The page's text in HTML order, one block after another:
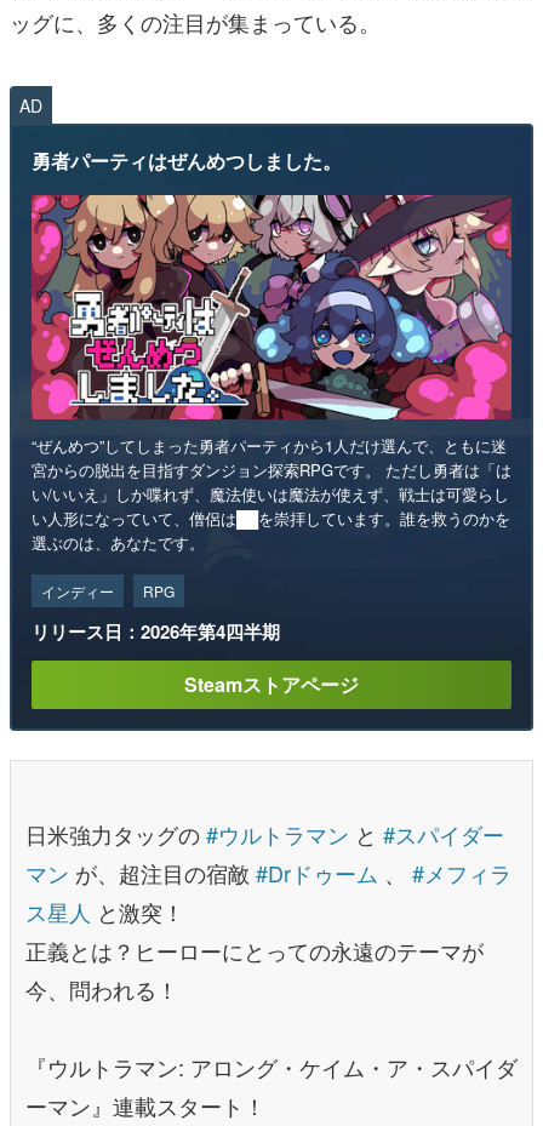
ッグに、多くの注目が集まっている。
AD
勇者パーティはぜんめつしました。
“ぜんめつ”してしまった勇者パーティから1人だけ選んで、ともに迷
宮からの脱出を目指すダンジョン探索RPGです。 ただし勇者は「は
い/いいえ」しか喋れず、魔法使いは魔法が使えず、戦士は可愛らし
い人形になっていて、僧侶は██を崇拝しています。誰を救うのかを
選ぶのは、あなたです。
インディー RPG
リリース日：2026年第4四半期
Steamストアページ
日米強力タッグの#ウルトラマン と #スパイダー
マン が、超注目の宿敵 #Drドゥーム 、 #メフィラ
ス星人 と激突！
正義とは？ヒーローにとっての永遠のテーマが
今、問われる！
『ウルトラマン: アロング・ケイム・ア・スパイダ
ーマン』連載スタート！